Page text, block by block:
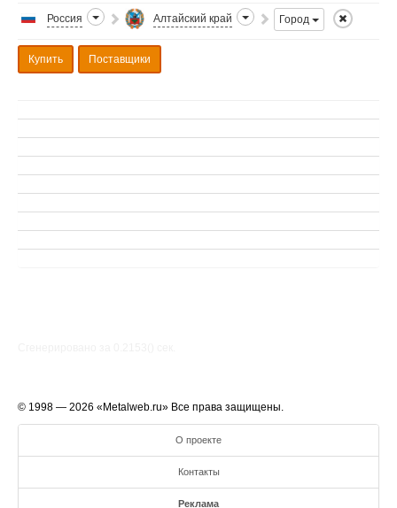
Россия Алтайский край Город
Купить Поставщики
© 1998 — 2026 «Metalweb.ru» Все права защищены.
О проекте
Контакты
Реклама